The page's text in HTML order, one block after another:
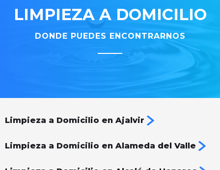
LIMPIEZA A DOMICILIO
DONDE PUEDES ENCONTRARNOS
Limpieza a Domicilio en Ajalvir
Limpieza a Domicilio en Alameda del Valle